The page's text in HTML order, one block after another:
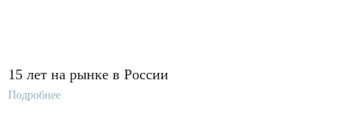
15 лет на рынке в России
Подробнее